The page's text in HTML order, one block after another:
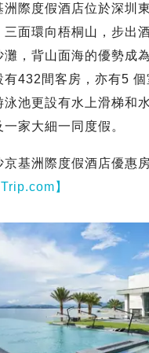
洲際度假酒店位於深圳
三面環向梧桐山，步出
灘，背山面海的優勢成
有432間客房，亦有5
泳池更設有水上滑梯和
家大細一同度假。
基洲際度假酒店優惠房
Trip.com】